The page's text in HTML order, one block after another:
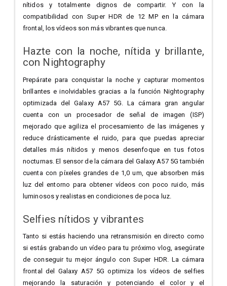
nítidos y totalmente dignos de compartir. Y con la
compatibilidad con Super HDR de 12 MP en la cámara
frontal, los vídeos son más vibrantes que nunca.
Hazte con la noche, nítida y brillante,
con Nightography
Prepárate para conquistar la noche y capturar momentos
brillantes e inolvidables gracias a la función Nightography
optimizada del Galaxy A57 5G. La cámara gran angular
cuenta con un procesador de señal de imagen (ISP)
mejorado que agiliza el procesamiento de las imágenes y
reduce drásticamente el ruido, para que puedas apreciar
detalles más nítidos y menos desenfoque en tus fotos
nocturnas. El sensor de la cámara del Galaxy A57 5G también
cuenta con píxeles grandes de 1,0 um, que absorben más
luz del entorno para obtener vídeos con poco ruido, más
luminosos y realistas en condiciones de poca luz.
Selfies nítidos y vibrantes
Tanto si estás haciendo una retransmisión en directo como
si estás grabando un vídeo para tu próximo vlog, asegúrate
de conseguir tu mejor ángulo con Super HDR. La cámara
frontal del Galaxy A57 5G optimiza los vídeos de selfies
mejorando la saturación y potenciando el color y el